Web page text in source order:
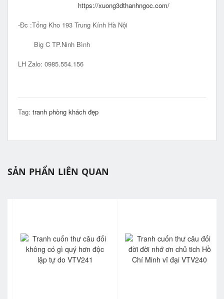
https://xuong3dthanhngoc.com/
-Đc :Tổng Kho 193 Trung Kính Hà Nội
Big C TP.Ninh Bình
LH Zalo: 0985.554.156
Tag: tranh phòng khách đẹp
SẢN PHẨN LIÊN QUAN